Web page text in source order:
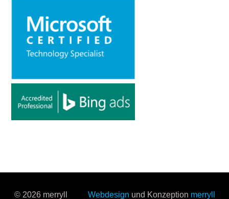
© 2026 merryll Webdesign und Konzeption merryll